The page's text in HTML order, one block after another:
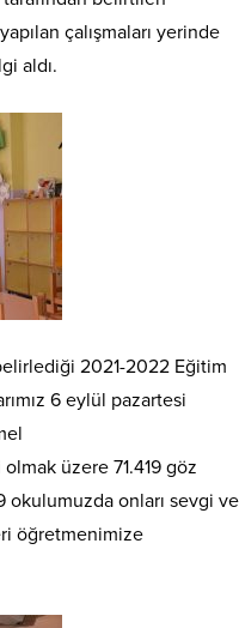
çalışmaları yerinde
aldı.
belirlediği 2021-2022 Eğitim
6 eylül pazartesi
üzere 71.419 göz
okulumuzda onları sevgi ve
öğretmenimize